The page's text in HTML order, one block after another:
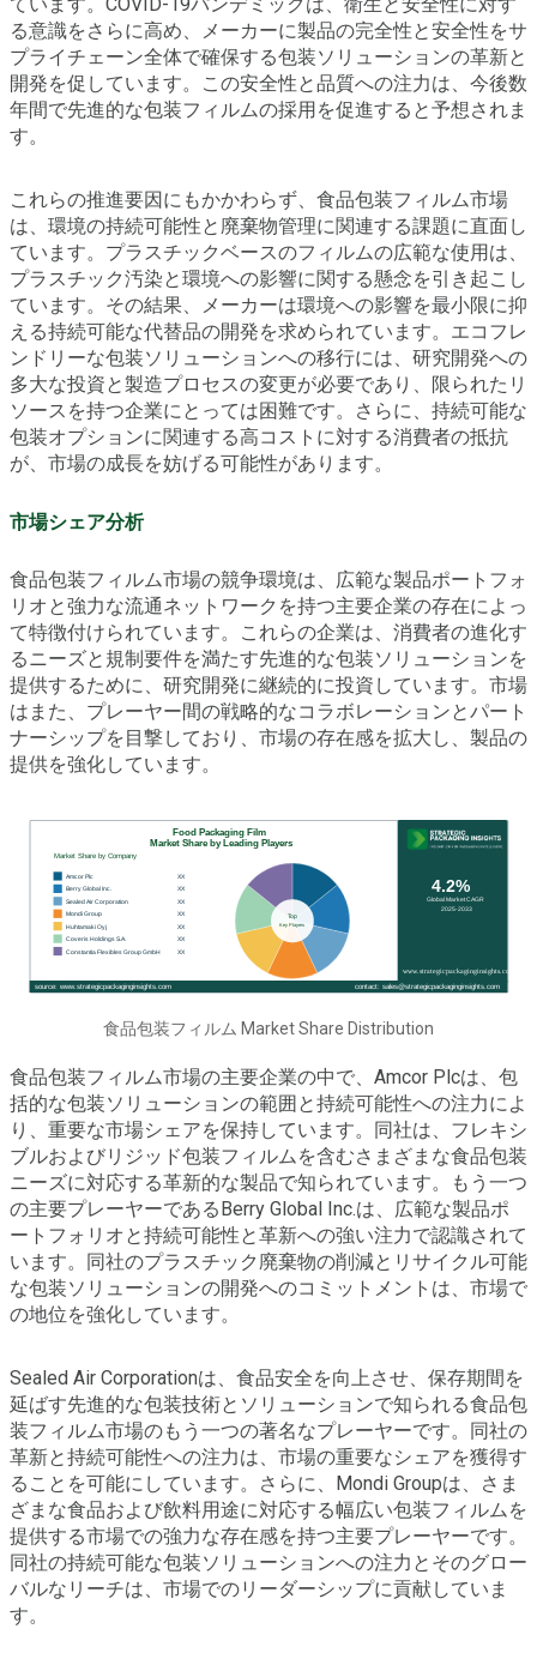
る意識をさらに高め、メーカーに製品の完全性と安全性をサ
プライチェーン全体で確保する包装ソリューションの革新と
開発を促しています。この安全性と品質への注力は、今後数
年間で先進的な包装フィルムの採用を促進すると予想されま
す。
これらの推進要因にもかかわらず、食品包装フィルム市場
は、環境の持続可能性と廃棄物管理に関連する課題に直面し
ています。プラスチックベースのフィルムの広範な使用は、
プラスチック汚染と環境への影響に関する懸念を引き起こし
ています。その結果、メーカーは環境への影響を最小限に抑
える持続可能な代替品の開発を求められています。エコフレ
ンドリーな包装ソリューションへの移行には、研究開発への
多大な投資と製造プロセスの変更が必要であり、限られたリ
ソースを持つ企業にとっては困難です。さらに、持続可能な
包装オプションに関連する高コストに対する消費者の抵抗
が、市場の成長を妨げる可能性があります。
市場シェア分析
食品包装フィルム市場の競争環境は、広範な製品ポートフォ
リオと強力な流通ネットワークを持つ主要企業の存在によっ
て特徴付けられています。これらの企業は、消費者の進化す
るニーズと規制要件を満たす先進的な包装ソリューションを
提供するために、研究開発に継続的に投資しています。市場
はまた、プレーヤー間の戦略的なコラボレーションとパート
ナーシップを目撃しており、市場の存在感を拡大し、製品の
提供を強化しています。
食品包装フィルム Market Share Distribution
食品包装フィルム市場の主要企業の中で、Amcor Plcは、包
括的な包装ソリューションの範囲と持続可能性への注力によ
り、重要な市場シェアを保持しています。同社は、フレキシ
ブルおよびリジッド包装フィルムを含むさまざまな食品包装
ニーズに対応する革新的な製品で知られています。もう一つ
の主要プレーヤーであるBerry Global Inc.は、広範な製品ポ
ートフォリオと持続可能性と革新への強い注力で認識されて
います。同社のプラスチック廃棄物の削減とリサイクル可能
な包装ソリューションの開発へのコミットメントは、市場で
の地位を強化しています。
Sealed Air Corporationは、食品安全を向上させ、保存期間を
延ばす先進的な包装技術とソリューションで知られる食品包
装フィルム市場のもう一つの著名なプレーヤーです。同社の
革新と持続可能性への注力は、市場の重要なシェアを獲得す
ることを可能にしています。さらに、Mondi Groupは、さま
ざまな食品および飲料用途に対応する幅広い包装フィルムを
提供する市場での強力な存在感を持つ主要プレーヤーです。
同社の持続可能な包装ソリューションへの注力とそのグロー
バルなリーチは、市場でのリーダーシップに貢献していま
す。